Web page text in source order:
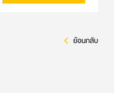
ย้อนกลับ